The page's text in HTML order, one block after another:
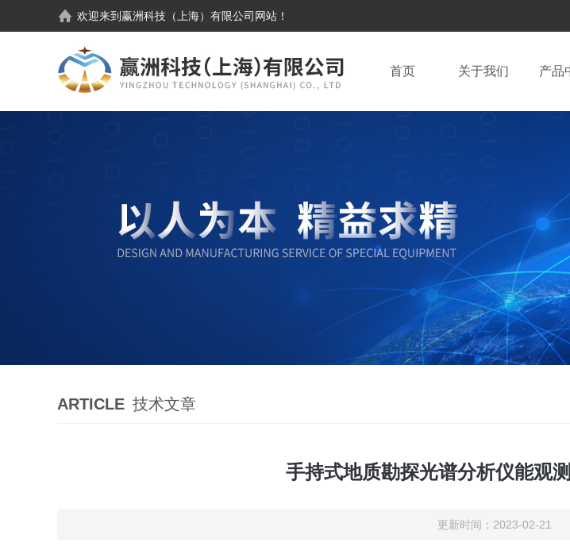
欢迎来到 赢洲科技（上海）有限公司 网站！
首页 关于我们 产品
ARTICLE 技术文章
手持式地质勘探光谱分析仪能观
更新时间：2023-02-21